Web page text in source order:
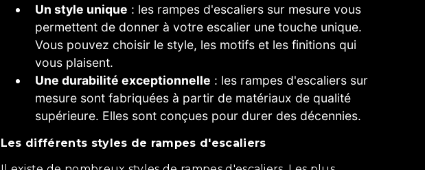
Un style unique : les rampes d'escaliers sur mesure vous
permettent de donner à votre escalier une touche unique.
Vous pouvez choisir le style, les motifs et les finitions qui
vous plaisent.
Une durabilité exceptionnelle : les rampes d'escaliers sur
mesure sont fabriquées à partir de matériaux de qualité
supérieure. Elles sont conçues pour durer des décennies.
Les différents styles de rampes d'escaliers